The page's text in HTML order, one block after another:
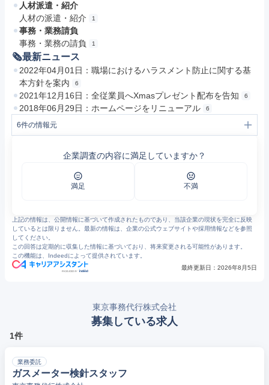
人材派遣・紹介
人材の派遣・紹介
1
事務・業務請負
事務・業務の請負
1
🗞最新ニュース
2022年04月01日：職場におけるハラスメント防止に関する基
本方針を案内
6
2021年12月16日：全従業員へXmasプレゼント配布を告知 6
2018年06月29日：ホームページをリニューアル 6
6件の情報元
https://www.jimudaiko.com/message/
https://www.jimudaiko.com/talent_business/
https://www.jimudaiko.com/news/
企業調査の内容に満足していますか？
満足 不満
上記の情報は、公開情報に基づいて作成されたものであり、当該企業の現状を完全に反映
しているとは限りません。最新の情報は、企業の公式ウェブサイトや採用情報などを参照
してください。
この回答は定期的に収集した情報に基づいており、将来変更される可能性があります。
この機能は、Indeedによって提供されています。
最終更新日： 2026年8月5日
東京事務代行株式会社
募集している求人
1件
業務委託
ガスメーター検針スタッフ